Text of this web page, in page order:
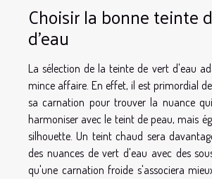
Choisir la bonne teinte
d'eau
La sélection de la teinte de vert d'eau
mince affaire. En effet, il est primordial
sa carnation pour trouver la nuance
harmoniser avec le teint de peau, mais
silhouette. Un teint chaud sera
des nuances de vert d'eau avec des
qu'une carnation froide s'associera